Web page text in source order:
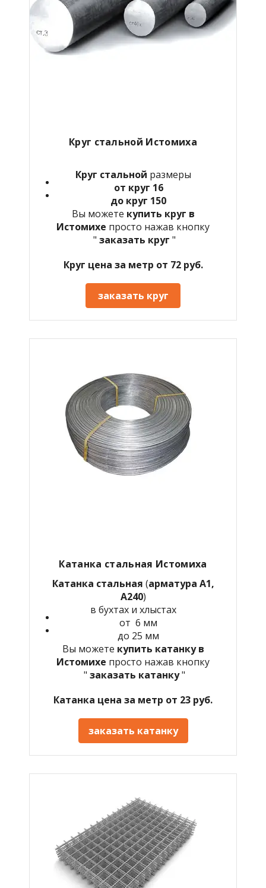
Круг стальной Истомиха
Круг стальной размеры
от круг 16
до круг 150
Вы можете купить круг в
Истомихе просто нажав кнопку
" заказать круг "
Круг цена за метр от 72 руб.
заказать круг
Катанка стальная Истомиха
Катанка стальная (арматура А1,
А240)
в бухтах и хлыстах
от 6 мм
до 25 мм
Вы можете купить катанку в
Истомихе просто нажав кнопку
" заказать катанку"
Катанка цена за метр от 23 руб.
заказать катанку